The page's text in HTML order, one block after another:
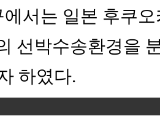
서는 일본 후쿠
선박수송환경을
하였다.